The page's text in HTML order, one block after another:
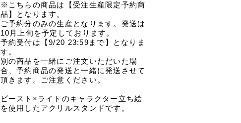
※こちらの商品は【受注生産限定予約商
品】となります。
ご予約分のみの生産となります。発送は
10月上旬を予定しております。
予約受付は【9/20 23:59まで】となりま
す。
別の商品を一緒にご注文いただいた場
合、予約商品の発送と一緒に発送させて
頂きます。ご注意ください。
ビースト×ライトのキャラクター立ち絵
を使用したアクリルスタンドです。